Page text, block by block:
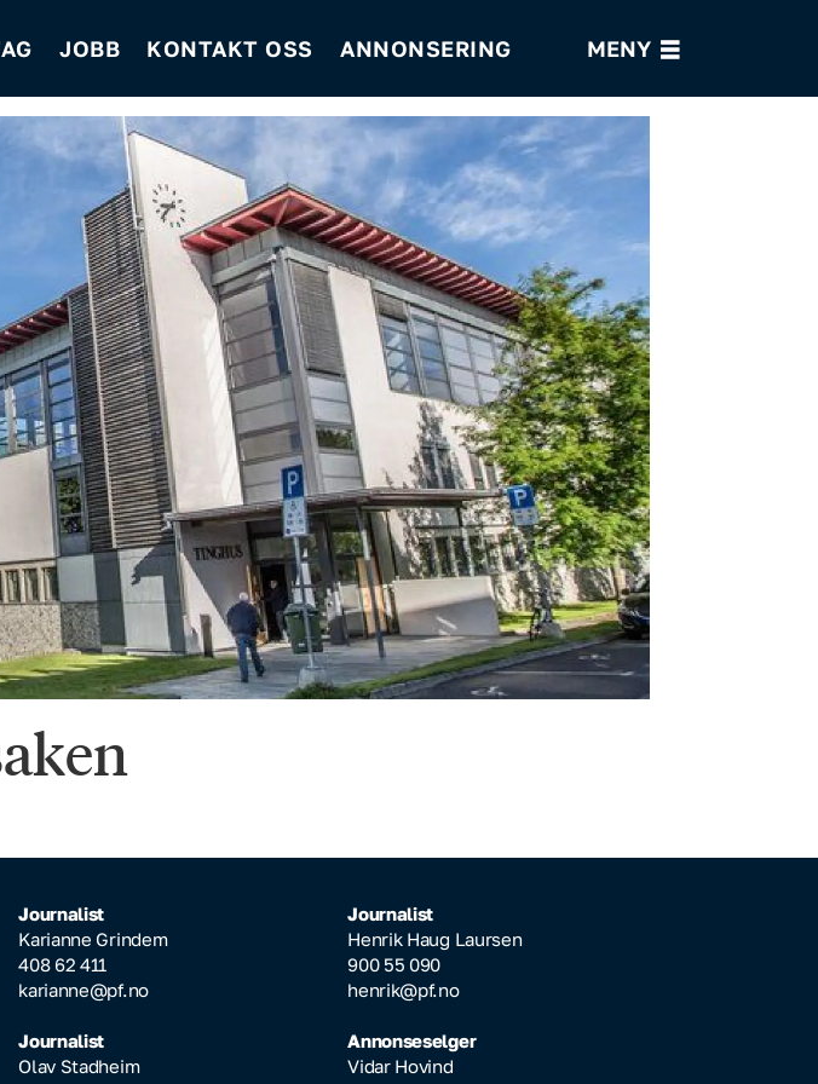
JOBB KONTAKT OSS ANNONSERING
Journalist
Karianne Grindem
408 62 411
karianne@pf.no
Journalist
Olav Stadheim
Journalist
Henrik Haug Laursen
900 55 090
henrik@pf.no
Annonseselger
Vidar Hovind